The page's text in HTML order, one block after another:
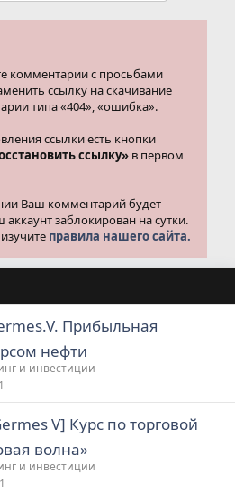
комментарии с просьбами
ссылку на скачивание
типа «404», «ошибка».
ссылки есть кнопки
ссылку» в первом
Ваш комментарий будет
аккаунт заблокирован на сутки.
правила нашего сайта.
Прибыльная
нефти
и инвестиции
V] Курс по торговой
волна»
и инвестиции